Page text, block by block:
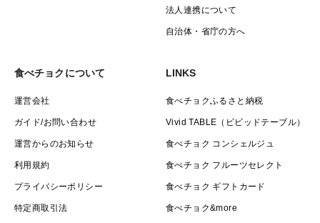
いませんが【北海道・沖縄・離島】への発送は不可とさ
せていただきます。万が一ご注文いただいた場合は、
い。
産地の特徴
住宅地に挟まれた自然を循環する栽培。
法人連携について
自治体・省庁の方へ
食べチョクについて
運営会社
ガイド/お問い合わせ
運営からのお知らせ
利用規約
プライバシーポリシー
特定商取引法
LINKS
食べチョクふるさと納税
Vivid TABLE（ビビッドテーブル）
食べチョク コンシェルジュ
食べチョク フルーツセレクト
食べチョク ギフトカード
食べチョク&more